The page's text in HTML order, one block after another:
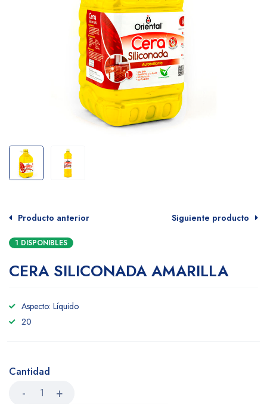
Producto anterior Siguiente producto
1 DISPONIBLES
CERA SILICONADA AMARILLA
Aspecto: Líquido
20
Cantidad